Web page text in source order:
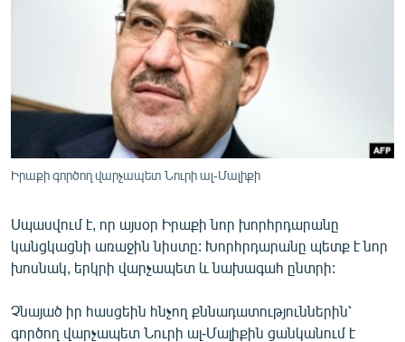
ՍՊՈՐՏ
ՄԵԿՆԱԲԱՆՈՒԹՅՈՒՆ
ՏՏ ԵՒ ԻՆՏԵՐՆԵՏ
ԱՐԽԻՎ
ՏԵՍԱՆՅՈՒԹԵՐ
ՁԳՏԵԼՈՎ ԼԱՎԱԳՈՒՅՆԻՆ
Իրաքի գործող վարչապետ Նուրի ալ-Մալիքի
Սպասվում է, որ այսօր Իրաքի նոր խորհրդարանը
կանցկացնի առաջին նիստը: Խորհրդարանը պետք է նոր
խոսնակ, երկրի վարչապետ և նախագահ ընտրի:
Չնայած իր հասցեին հնչող քննադատություններին՝
գործող վարչապետ Նուրի ալ-Մալիքին ցանկանում է